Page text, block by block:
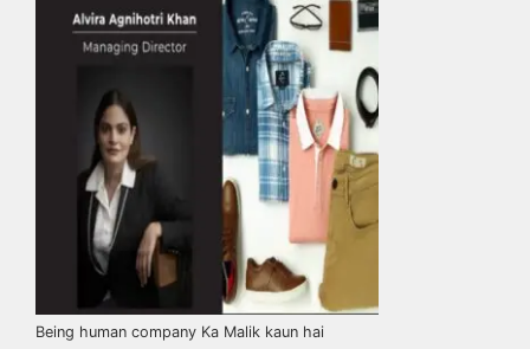
Being human company Ka Malik kaun hai